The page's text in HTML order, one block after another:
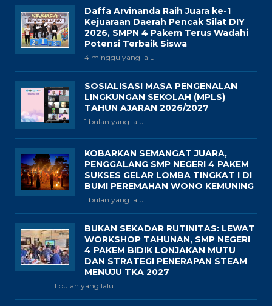
Daffa Arvinanda Raih Juara ke-1
Kejuaraan Daerah Pencak Silat DIY
2026, SMPN 4 Pakem Terus Wadahi
Potensi Terbaik Siswa
4 minggu yang lalu
SOSIALISASI MASA PENGENALAN
LINGKUNGAN SEKOLAH (MPLS)
TAHUN AJARAN 2026/2027
1 bulan yang lalu
KOBARKAN SEMANGAT JUARA,
PENGGALANG SMP NEGERI 4 PAKEM
SUKSES GELAR LOMBA TINGKAT I DI
BUMI PEREMAHAN WONO KEMUNING
1 bulan yang lalu
BUKAN SEKADAR RUTINITAS: LEWAT
WORKSHOP TAHUNAN, SMP NEGERI
4 PAKEM BIDIK LONJAKAN MUTU
DAN STRATEGI PENERAPAN STEAM
MENUJU TKA 2027
1 bulan yang lalu